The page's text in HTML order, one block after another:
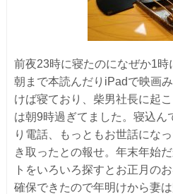
前夜23時に寝たのになぜか1時
朝まで本読んだりiPadで映画
けば寝ており、柴男社長に起
は朝9時過ぎてました。寝込ん
り電話、もっともお世話にな
き取ったとの報せ。年末年始
トをいろいろ探すとお正月の
確保できたので年明けから妻